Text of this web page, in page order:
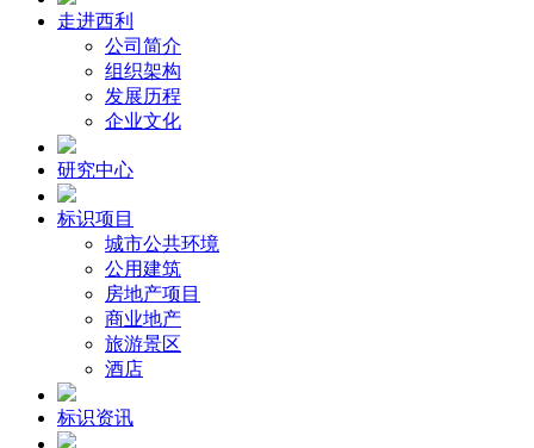
走进西利
公司简介
组织架构
发展历程
企业文化
研究中心
标识项目
城市公共环境
公用建筑
房地产项目
商业地产
旅游景区
酒店
标识资讯